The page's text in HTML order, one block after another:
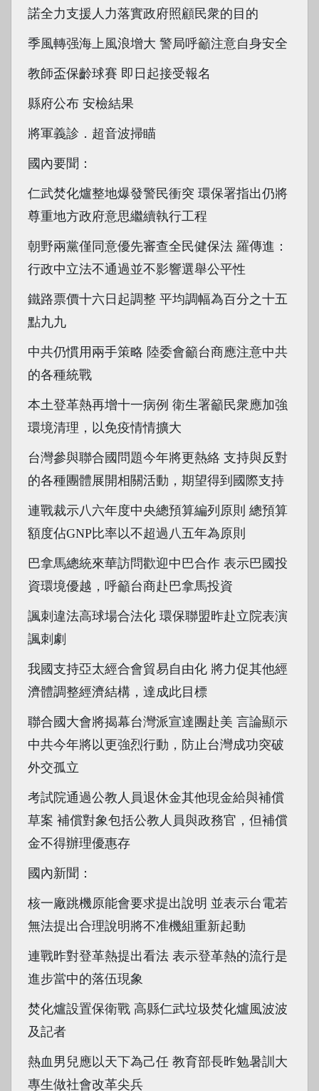
諾全力支援人力落實政府照顧民衆的目的
季風轉强海上風浪增大 警局呼籲注意自身安全
教師盃保齡球賽 即日起接受報名
縣府公布 安檢結果
將軍義診．超音波掃瞄
國內要聞：
仁武焚化爐整地爆發警民衝突 環保署指出仍將
尊重地方政府意思繼續執行工程
朝野兩黨僅同意優先審查全民健保法 羅傳進：
行政中立法不通過並不影響選舉公平性
鐵路票價十六日起調整 平均調幅為百分之十五
點九九
中共仍慣用兩手策略 陸委會籲台商應注意中共
的各種統戰
本土登革熱再增十一病例 衛生署籲民衆應加強
環境清理，以免疫情情擴大
台灣參與聯合國問題今年將更熱絡 支持與反對
的各種團體展開相關活動，期望得到國際支持
連戰裁示八六年度中央總預算編列原則 總預算
額度佔GNP比率以不超過八五年為原則
巴拿馬總統來華訪問歡迎中巴合作 表示巴國投
資環境優越，呼籲台商赴巴拿馬投資
諷刺違法高球場合法化 環保聯盟昨赴立院表演
諷刺劇
我國支持亞太經合會貿易自由化 將力促其他經
濟體調整經濟結構，達成此目標
聯合國大會將揭幕台灣派宣達團赴美 言論顯示
中共今年將以更強烈行動，防止台灣成功突破
外交孤立
考試院通過公教人員退休金其他現金給與補償
草案 補償對象包括公教人員與政務官，但補償
金不得辦理優惠存
國內新聞：
核一廠跳機原能會要求提出說明 並表示台電若
無法提出合理說明將不准機組重新起動
連戰昨對登革熱提出看法 表示登革熱的流行是
進步當中的落伍現象
焚化爐設置保衛戰 高縣仁武垃圾焚化爐風波波
及記者
熱血男兒應以天下為己任 教育部長昨勉暑訓大
專生做社會改革尖兵